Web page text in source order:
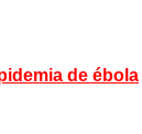
de ébola